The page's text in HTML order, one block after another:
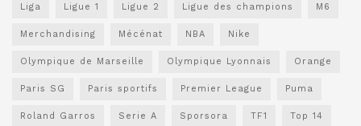
Liga Ligue 1 Ligue 2 Ligue des champions M6
Merchandising Mécénat NBA Nike
Olympique de Marseille Olympique Lyonnais Orange
Paris SG Paris sportifs Premier League Puma
Roland Garros Serie A Sporsora TF1 Top 14